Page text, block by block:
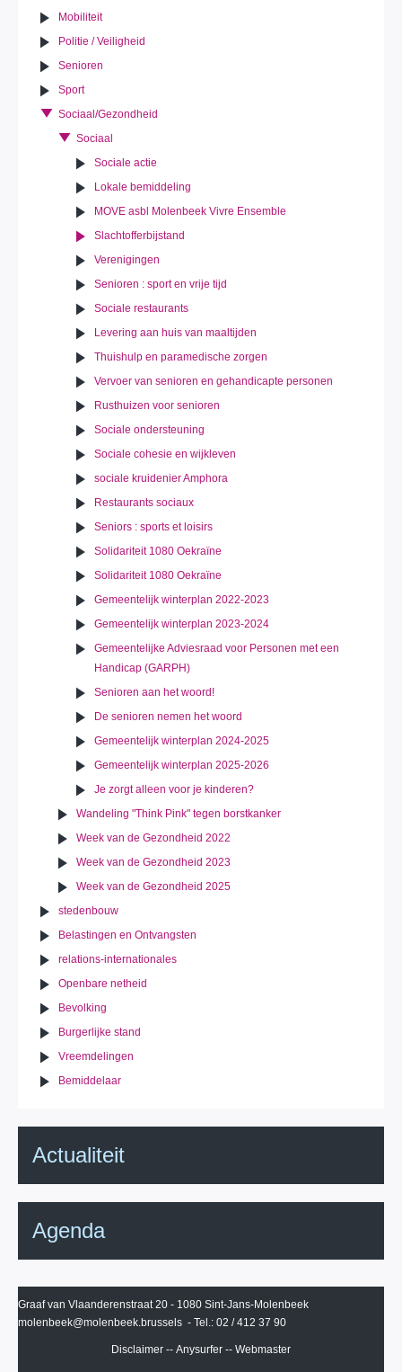
Mobiliteit
Politie / Veiligheid
Senioren
Sport
Sociaal/Gezondheid
Sociaal
Sociale actie
Lokale bemiddeling
MOVE asbl Molenbeek Vivre Ensemble
Slachtofferbijstand
Verenigingen
Senioren : sport en vrije tijd
Sociale restaurants
Levering aan huis van maaltijden
Thuishulp en paramedische zorgen
Vervoer van senioren en gehandicapte personen
Rusthuizen voor senioren
Sociale ondersteuning
Sociale cohesie en wijkleven
sociale kruidenier Amphora
Restaurants sociaux
Seniors : sports et loisirs
Solidariteit 1080 Oekraïne
Solidariteit 1080 Oekraïne
Gemeentelijk winterplan 2022-2023
Gemeentelijk winterplan 2023-2024
Gemeentelijke Adviesraad voor Personen met een
Handicap (GARPH)
Senioren aan het woord!
De senioren nemen het woord
Gemeentelijk winterplan 2024-2025
Gemeentelijk winterplan 2025-2026
Je zorgt alleen voor je kinderen?
Wandeling "Think Pink" tegen borstkanker
Week van de Gezondheid 2022
Week van de Gezondheid 2023
Week van de Gezondheid 2025
stedenbouw
Belastingen en Ontvangsten
relations-internationales
Openbare netheid
Bevolking
Burgerlijke stand
Vreemdelingen
Bemiddelaar
Actualiteit
Agenda
Graaf van Vlaanderenstraat 20 - 1080 Sint-Jans-Molenbeek
molenbeek@molenbeek.brussels - Tel.: 02 / 412 37 90
Disclaimer -- Anysurfer -- Webmaster